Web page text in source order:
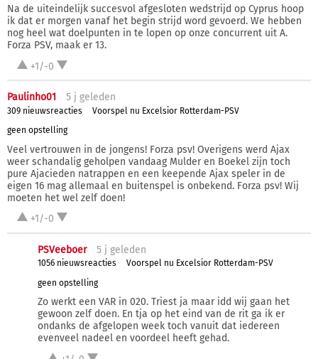
Na de uiteindelijk succesvol afgesloten wedstrijd op Cyprus hoop
ik dat er morgen vanaf het begin strijd word gevoerd. We hebben
nog heel wat doelpunten in te lopen op onze concurrent uit A.
Forza PSV, maak er 13.
+1/-0
Paulinho01 5 j geleden
309 nieuwsreacties
Voorspel nu Excelsior Rotterdam-PSV
geen opstelling
Veel vertrouwen in de jongens! Forza psv! Overigens werd Ajax
weer schandalig geholpen vandaag Mulder en Boekel zijn toch
pure Ajacieden natrappen en een keepende Ajax speler in de
eigen 16 mag allemaal en buitenspel is onbekend. Forza psv! Wij
moeten het wel zelf doen!
+1/-0
PSVeeboer 5 j geleden
1056 nieuwsreacties
Voorspel nu Excelsior Rotterdam-PSV
geen opstelling
Zo werkt een VAR in 020. Triest ja maar idd wij gaan het
gewoon zelf doen. En tja op het eind van de rit ga ik er
ondanks de afgelopen week toch vanuit dat iedereen
evenveel nadeel en voordeel heeft gehad.